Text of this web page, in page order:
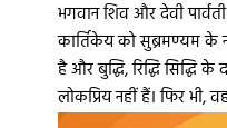
भगवान शिव और देवी
कार्तिकेय को सुब्रमण्यम के
है और बुद्धि, रिद्धि
लोकप्रिय नहीं हैं। फिर